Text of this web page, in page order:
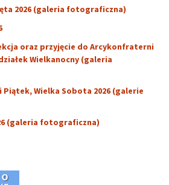
2026 (galeria fotograficzna)
oraz przyjęcie do Arcykonfraterni
Wielkanocny (galeria
Wielka Sobota 2026 (galerie
(galeria fotograficzna)